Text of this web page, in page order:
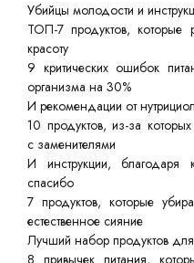
Убийцы молодости и
ТОП-7 продуктов, которые
красоту
9 критических ошибок
организма на 30%
И рекомендации от
10 продуктов, из-за
с заменителями
И инструкции,
спасибо
7 продуктов, которые
естественное сияние
Лучший набор продуктов
8 привычек питания,